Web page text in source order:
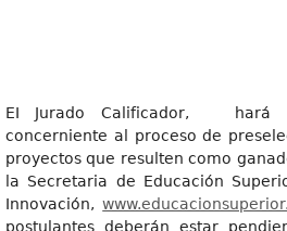
EI Jurado Calificador, hará
concerniente al proceso de
proyectos que resulten como
la Secretaria de Educación
Innovación,
postulantes deberán estar